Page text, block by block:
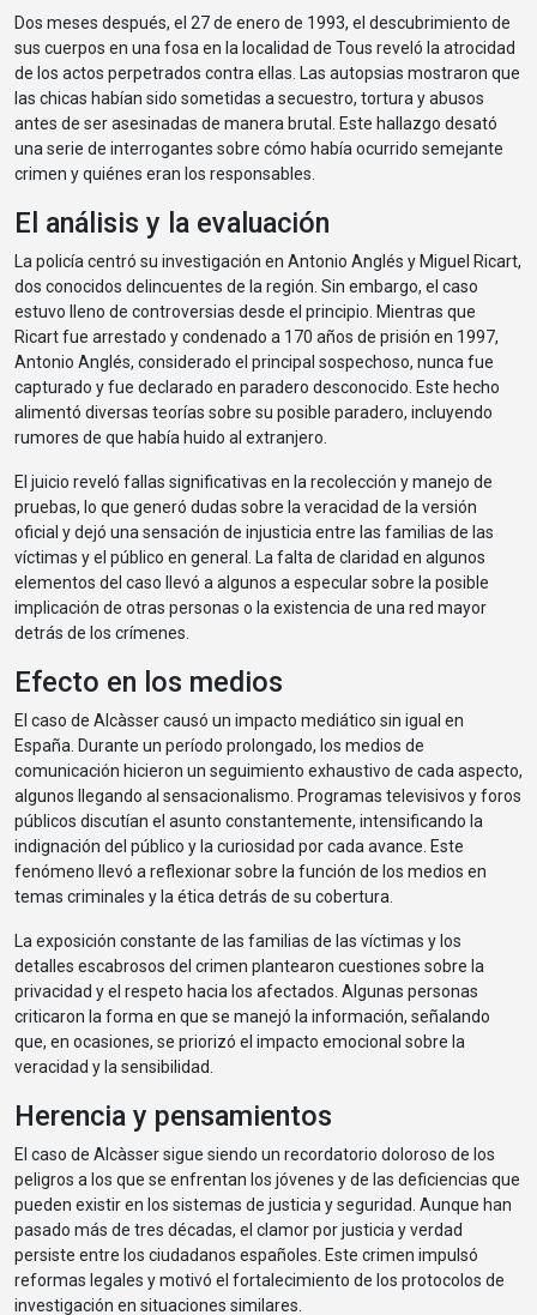
Dos meses después, el 27 de enero de 1993, el descubrimiento de
sus cuerpos en una fosa en la localidad de Tous reveló la atrocidad
de los actos perpetrados contra ellas. Las autopsias mostraron que
las chicas habían sido sometidas a secuestro, tortura y abusos
antes de ser asesinadas de manera brutal. Este hallazgo desató
una serie de interrogantes sobre cómo había ocurrido semejante
crimen y quiénes eran los responsables.
El análisis y la evaluación
La policía centró su investigación en Antonio Anglés y Miguel Ricart,
dos conocidos delincuentes de la región. Sin embargo, el caso
estuvo lleno de controversias desde el principio. Mientras que
Ricart fue arrestado y condenado a 170 años de prisión en 1997,
Antonio Anglés, considerado el principal sospechoso, nunca fue
capturado y fue declarado en paradero desconocido. Este hecho
alimentó diversas teorías sobre su posible paradero, incluyendo
rumores de que había huido al extranjero.
El juicio reveló fallas significativas en la recolección y manejo de
pruebas, lo que generó dudas sobre la veracidad de la versión
oficial y dejó una sensación de injusticia entre las familias de las
víctimas y el público en general. La falta de claridad en algunos
elementos del caso llevó a algunos a especular sobre la posible
implicación de otras personas o la existencia de una red mayor
detrás de los crímenes.
Efecto en los medios
El caso de Alcàsser causó un impacto mediático sin igual en
España. Durante un período prolongado, los medios de
comunicación hicieron un seguimiento exhaustivo de cada aspecto,
algunos llegando al sensacionalismo. Programas televisivos y foros
públicos discutían el asunto constantemente, intensificando la
indignación del público y la curiosidad por cada avance. Este
fenómeno llevó a reflexionar sobre la función de los medios en
temas criminales y la ética detrás de su cobertura.
La exposición constante de las familias de las víctimas y los
detalles escabrosos del crimen plantearon cuestiones sobre la
privacidad y el respeto hacia los afectados. Algunas personas
criticaron la forma en que se manejó la información, señalando
que, en ocasiones, se priorizó el impacto emocional sobre la
veracidad y la sensibilidad.
Herencia y pensamientos
El caso de Alcàsser sigue siendo un recordatorio doloroso de los
peligros a los que se enfrentan los jóvenes y de las deficiencias que
pueden existir en los sistemas de justicia y seguridad. Aunque han
pasado más de tres décadas, el clamor por justicia y verdad
persiste entre los ciudadanos españoles. Este crimen impulsó
reformas legales y motivó el fortalecimiento de los protocolos de
investigación en situaciones similares.